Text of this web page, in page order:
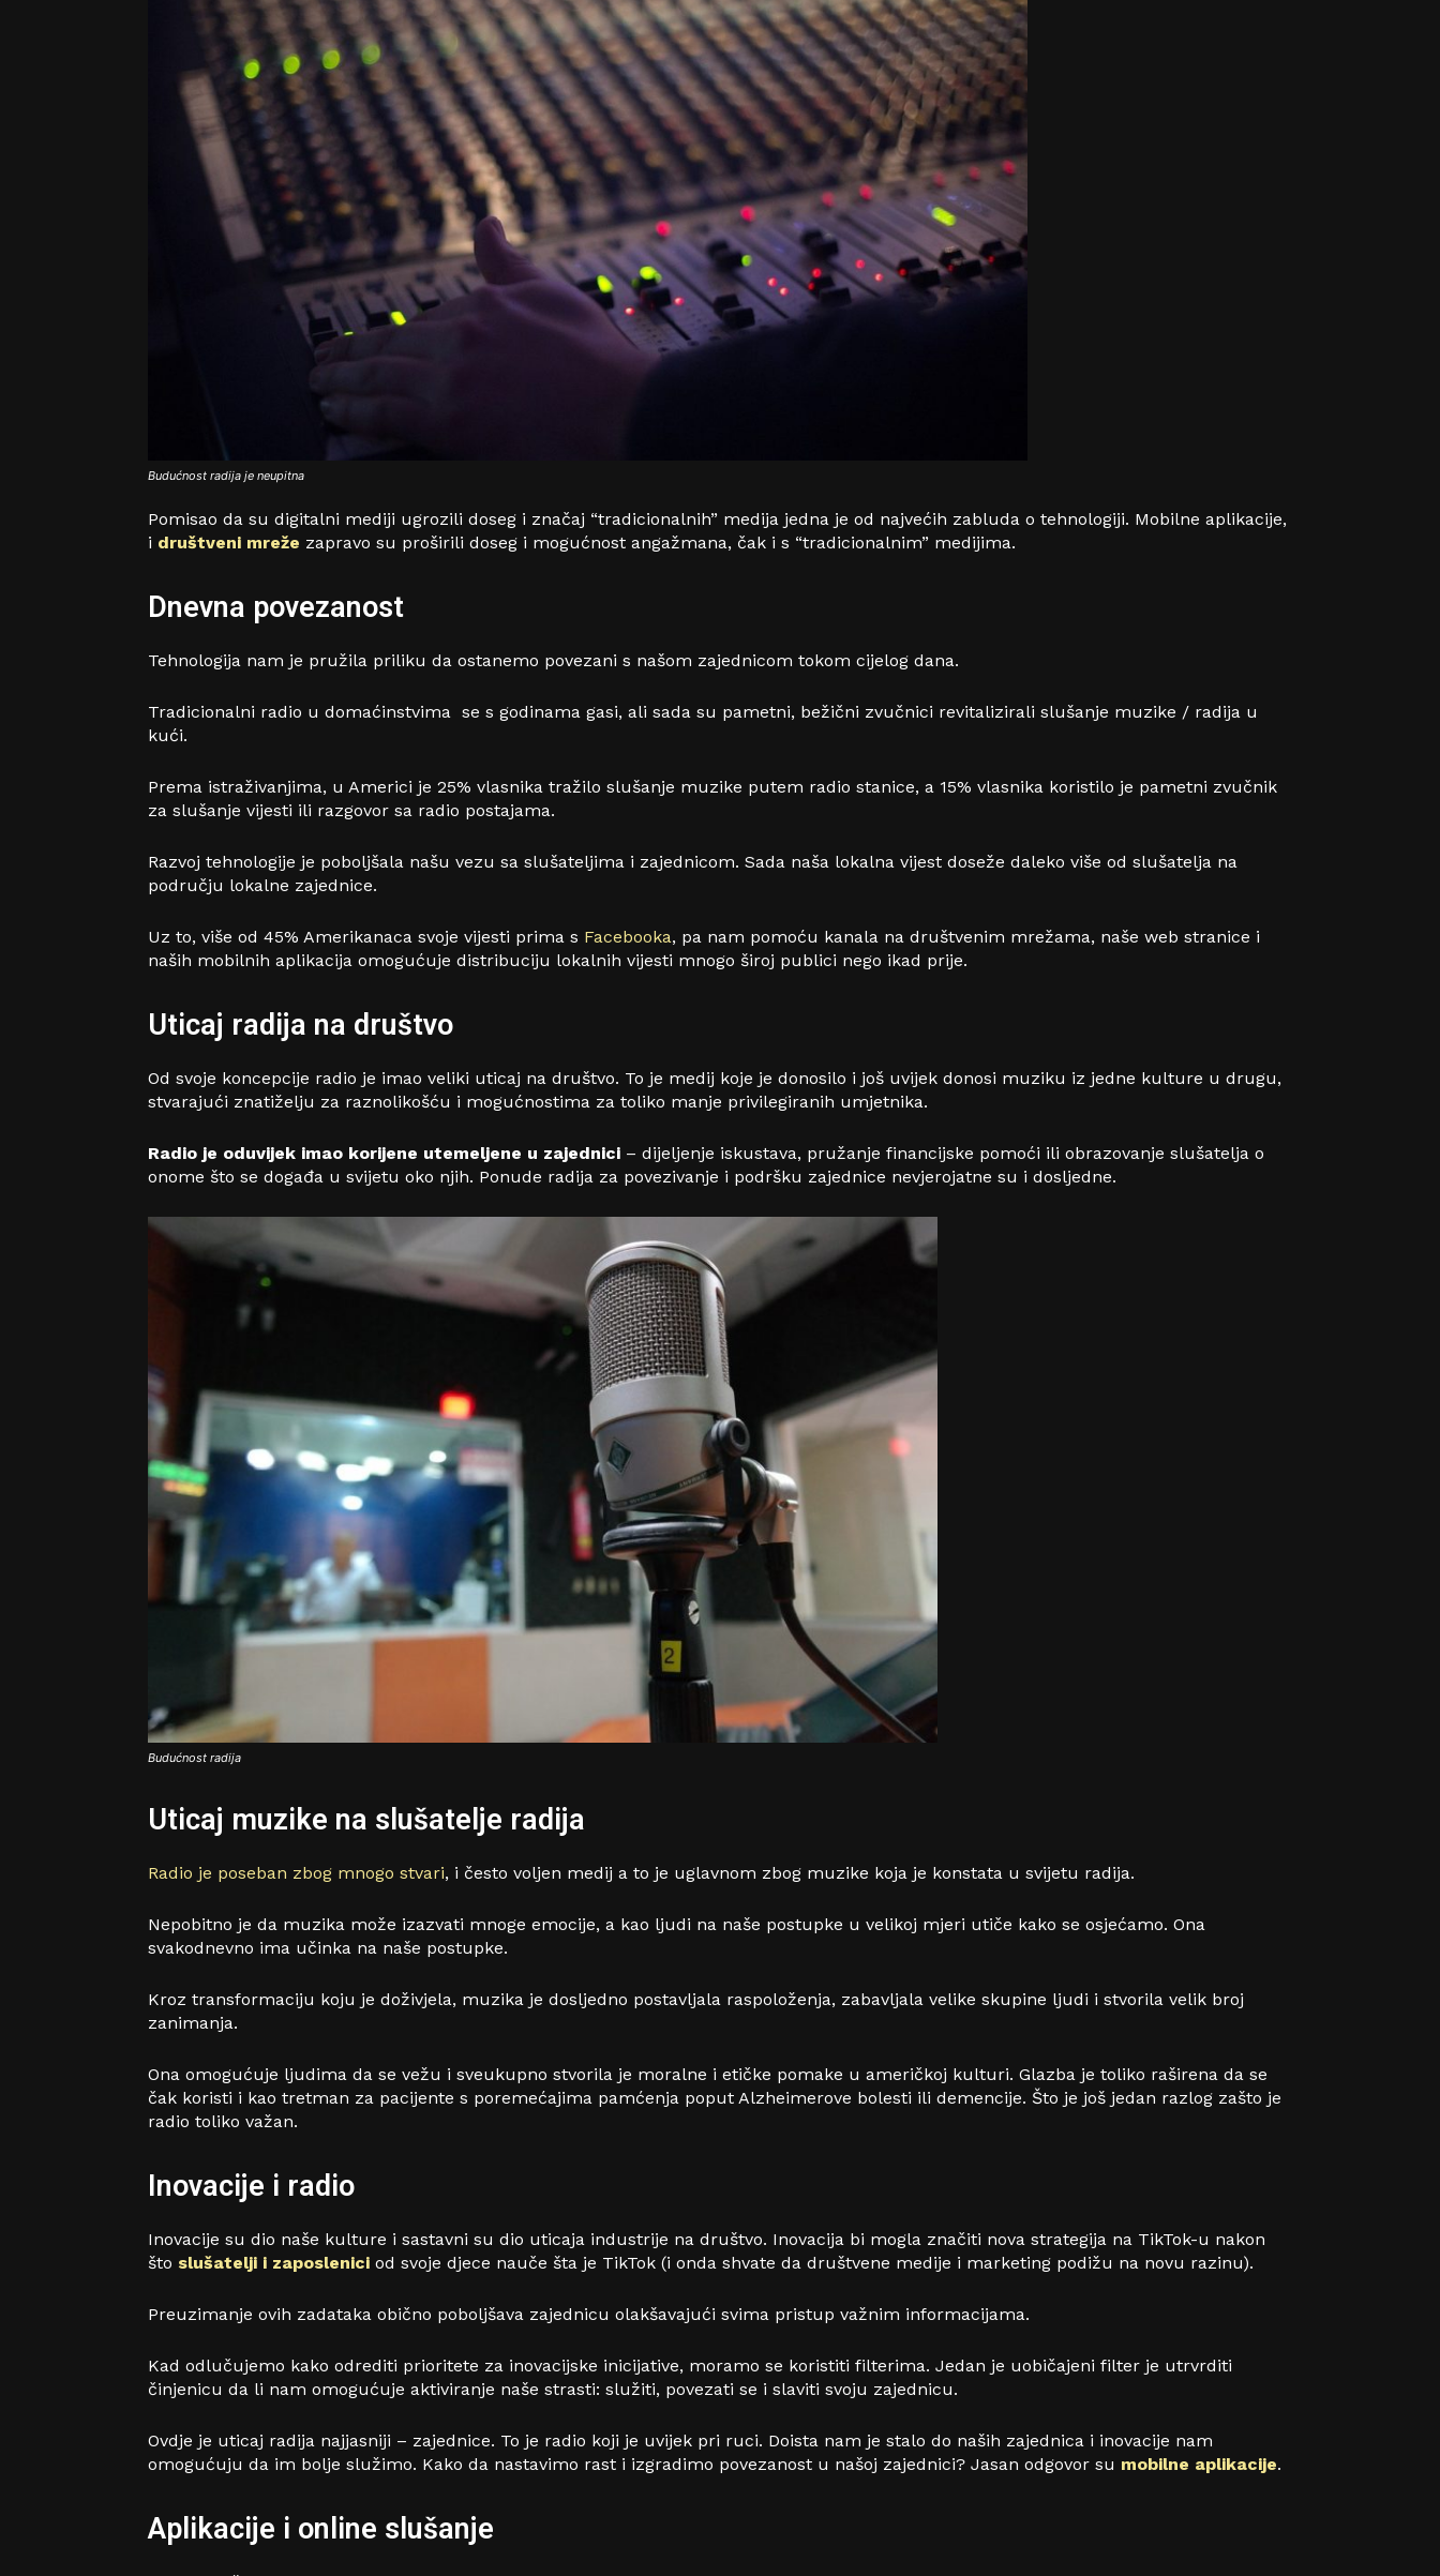
Budućnost radija je neupitna
Pomisao da su digitalni mediji ugrozili doseg i značaj “tradicionalnih” medija jedna je od najvećih zabluda o tehnologiji. Mobilne aplikacije,
i društveni mreže zapravo su proširili doseg i mogućnost angažmana, čak i s “tradicionalnim” medijima.
Dnevna povezanost
Tehnologija nam je pružila priliku da ostanemo povezani s našom zajednicom tokom cijelog dana.
Tradicionalni radio u domaćinstvima se s godinama gasi, ali sada su pametni, bežični zvučnici revitalizirali slušanje muzike / radija u
kući.
Prema istraživanjima, u Americi je 25% vlasnika tražilo slušanje muzike putem radio stanice, a 15% vlasnika koristilo je pametni zvučnik
za slušanje vijesti ili razgovor sa radio postajama.
Razvoj tehnologije je poboljšala našu vezu sa slušateljima i zajednicom. Sada naša lokalna vijest doseže daleko više od slušatelja na
području lokalne zajednice.
Uz to, više od 45% Amerikanaca svoje vijesti prima s Facebooka, pa nam pomoću kanala na društvenim mrežama, naše web stranice i
naših mobilnih aplikacija omogućuje distribuciju lokalnih vijesti mnogo široj publici nego ikad prije.
Uticaj radija na društvo
Od svoje koncepcije radio je imao veliki uticaj na društvo. To je medij koje je donosilo i još uvijek donosi muziku iz jedne kulture u drugu,
stvarajući znatiželju za raznolikošću i mogućnostima za toliko manje privilegiranih umjetnika.
Radio je oduvijek imao korijene utemeljene u zajednici – dijeljenje iskustava, pružanje financijske pomoći ili obrazovanje slušatelja o
onome što se događa u svijetu oko njih. Ponude radija za povezivanje i podršku zajednice nevjerojatne su i dosljedne.
Budućnost radija
Uticaj muzike na slušatelje radija
Radio je poseban zbog mnogo stvari, i često voljen medij a to je uglavnom zbog muzike koja je konstata u svijetu radija.
Nepobitno je da muzika može izazvati mnoge emocije, a kao ljudi na naše postupke u velikoj mjeri utiče kako se osjećamo. Ona
svakodnevno ima učinka na naše postupke.
Kroz transformaciju koju je doživjela, muzika je dosljedno postavljala raspoloženja, zabavljala velike skupine ljudi i stvorila velik broj
zanimanja.
Ona omogućuje ljudima da se vežu i sveukupno stvorila je moralne i etičke pomake u američkoj kulturi. Glazba je toliko raširena da se
čak koristi i kao tretman za pacijente s poremećajima pamćenja poput Alzheimerove bolesti ili demencije. Što je još jedan razlog zašto je
radio toliko važan.
Inovacije i radio
Inovacije su dio naše kulture i sastavni su dio uticaja industrije na društvo. Inovacija bi mogla značiti nova strategija na TikTok-u nakon
što slušatelji i zaposlenici od svoje djece nauče šta je TikTok (i onda shvate da društvene medije i marketing podižu na novu razinu).
Preuzimanje ovih zadataka obično poboljšava zajednicu olakšavajući svima pristup važnim informacijama.
Kad odlučujemo kako odrediti prioritete za inovacijske inicijative, moramo se koristiti filterima. Jedan je uobičajeni filter je utrvrditi
činjenicu da li nam omogućuje aktiviranje naše strasti: služiti, povezati se i slaviti svoju zajednicu.
Ovdje je uticaj radija najjasniji – zajednice. To je radio koji je uvijek pri ruci. Doista nam je stalo do naših zajednica i inovacije nam
omogućuju da im bolje služimo. Kako da nastavimo rast i izgradimo povezanost u našoj zajednici? Jasan odgovor su mobilne aplikacije.
Aplikacije i online slušanje